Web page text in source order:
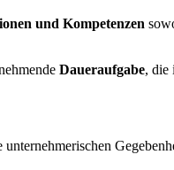
und Kompetenzen
Daueraufgabe, die